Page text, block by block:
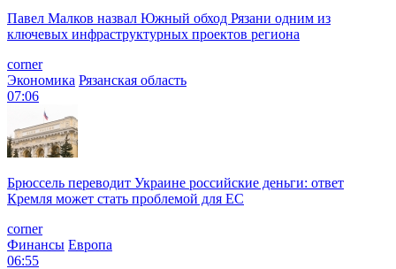
Павел Малков назвал Южный обход Рязани одним из
ключевых инфраструктурных проектов региона
corner
Экономика Рязанская область
07:06
Брюссель переводит Украине российские деньги: ответ
Кремля может стать проблемой для EC
corner
Финансы Европа
06:55